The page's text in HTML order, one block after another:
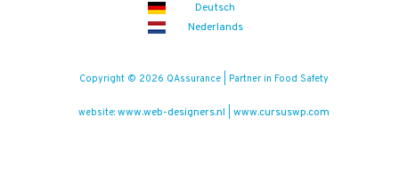
Deutsch
Nederlands
Copyright © 2026 QAssurance | Partner in Food Safety
website: www.web-designers.nl www.cursuswp.com